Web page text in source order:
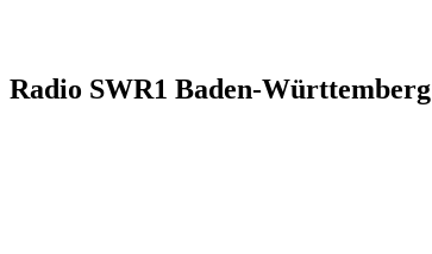
Radio SWR1 Baden-Württemberg